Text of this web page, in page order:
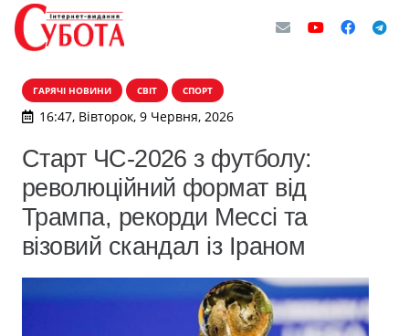
ГАРЯЧІ НОВИНИ СВІТ СПОРТ
16:47, Вівторок, 9 Червня, 2026
Старт ЧС-2026 з футболу:
революційний формат від
Трампа, рекорди Мессі та
візовий скандал із Іраном